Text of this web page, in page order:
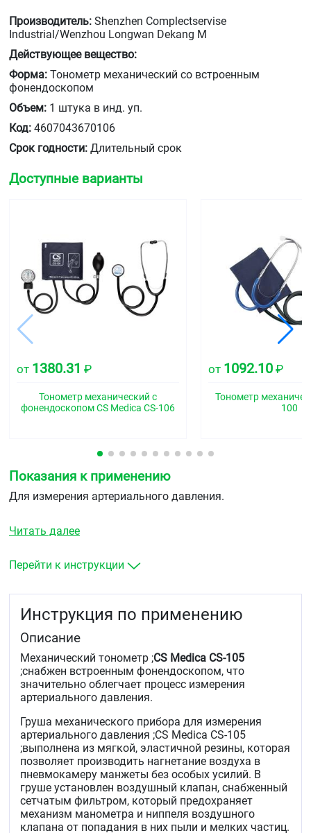
Производитель: Shenzhen Complectservise
Industrial/Wenzhou Longwan Dekang M
Действующее вещество:
Форма: Тонометр механический со встроенным
фонендоскопом
Объем: 1 штука в инд. уп.
Код: 4607043670106
Срок годности: Длительный срок
Доступные варианты
от 1380.31 ₽
Тонометр механический с
фонендоскопом CS Medica CS-106
от 1092.10 ₽
Тонометр
100
Показания к применению
Для измерения артериального давления.
Читать далее
Перейти к инструкции
Инструкция по применению
Описание
Механический тонометр ;CS Medica CS-105
;снабжен встроенным фонендоскопом, что
значительно облегчает процесс измерения
артериального давления.
Груша механического прибора для измерения
артериального давления ;CS Medica CS-105
;выполнена из мягкой, эластичной резины, которая
позволяет производить нагнетание воздуха в
пневмокамеру манжеты без особых усилий. В
груше установлен воздушный клапан, снабженный
сетчатым фильтром, который предохраняет
механизм манометра и ниппеля воздушного
клапана от попадания в них пыли и мелких частиц.